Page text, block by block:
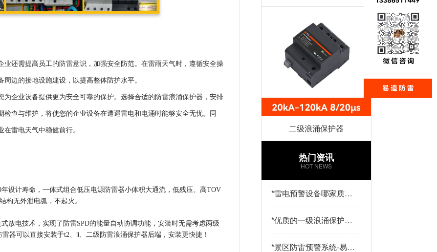
业还需提高员工的防雷意识，加强安全防范。在雷雨天气时，遵循安全操
边的接地设施建设，以提高整体防护水平。
为企业设备提供更为安全可靠的保护。选择合适的防雷浪涌保护器，安排
查与维护，将使您的企业设备在遭遇雷电和电涌时能够安全无忧。同
雷电天气中稳健前行。
年设计寿命，一体式组合低压电源防雷器小体积大通流，低残压、高TOV
构无外泄电弧，不起火。
放电技术，实现了防雷SPD的能量自动协调功能，安装时无需考虑两级
雷器可以直接安装于t2、ii、二级防雷浪涌保护器后端，安装更快捷！
二级浪涌保护器
热门资讯
HOT NEWS
*雷电预警设备哪家质量
*优质的一级浪涌保护器
防雷
*景区防雷预警系统-易造